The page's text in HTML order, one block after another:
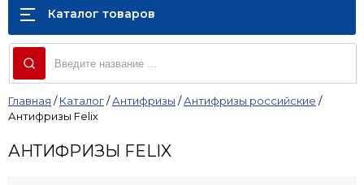
Каталог товаров
Главная /Каталог/Антифризы /Антифризы российские /
Антифризы Felix
АНТИФРИЗЫ FELIX